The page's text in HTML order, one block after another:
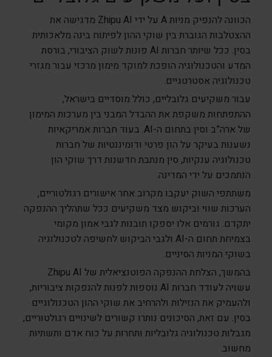
הכוונה להנפיק מניות A על ידי Zhipu AI מדגישה את
ההצטלבות הגוברת בין שוקי ההון לפיתוח בינה מלאכותית
בסין. ככל שיותר חברות AI פונות לשוק הציבורי, בורסת
המדע והטכנולוגיה הופכת למוקד מימון מרכזי עבור מגזרי
טכנולוגיה אסטרטגיים.
עבור משקיעים גלובליים, כולל מוסדיים בישראל,
ההתפתחות משקפת את ההבדל המבני בין מערכות המימון
של ארה”ב וסין בתחום ה-AI. בעוד חברות אמריקאיות
נשענות בעיקר על הון פרטי ודומיננטיות של חברות
טכנולוגיה ענקיות, סין מנתבת חדשנות דרך שוקי הון
הנתמכים על ידי המדינה.
משתתפי השוק יעקבו מקרוב אחר אישורים רגולטוריים,
הערכות שווי וביקוש מצד משקיעים ככל שתהליך ההנפקה
יתקדם. גורמים אלו יספקו תובנות לגבי אמון מקומי
בצמיחת תחום ה-AI ולגבי הביקוש לחשיפה לטכנולוגיה
בשוקי המניות הסיניים.
בהמשך, הצלחת ההנפקה הפוטנציאלית של Zhipu AI
עשויה לעודד חברות AI נוספות לפנות להנפקות ציבוריות,
ולהעמיק את הנזילות ולהרחיב את שוקי ההון הטכנולוגיים
בסין. עם זאת, הסיכונים נותרו קשורים לשינויים רגולטוריים,
מגבלות טכנולוגיה גלובליות ותחרות על כוח אדם ותשתיות
מחשוב.